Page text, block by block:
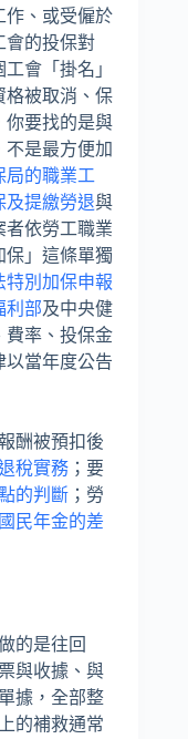
作、或受僱於
會的投保對
會「掛名」
格被取消、保
你要找的是與
是最方便加
局的職業工
及提繳勞退與
者依勞工職業
保」這條單獨
特別加保申報
利部及中央健
費率、投保金
以當年度公告
酬被預扣後
稅實務 ；要
的判斷 ；勞
民年金的差
的是往回
與收據、與
據，全部整
的補救通常